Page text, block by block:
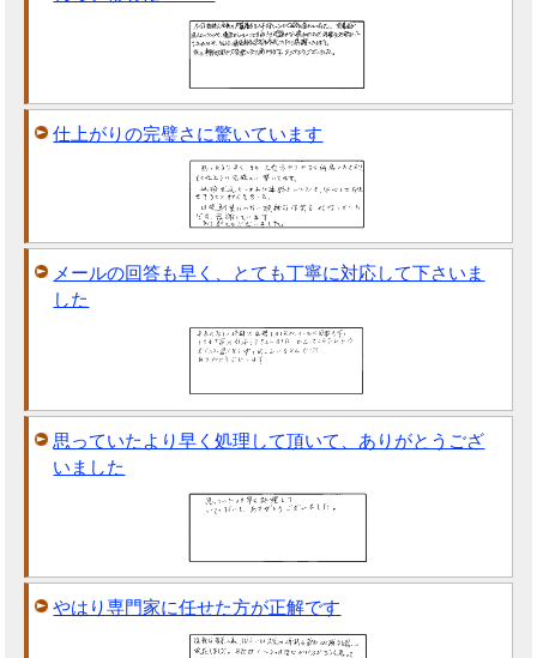
仕上がりの完璧さに驚いています
メールの回答も早く、とても丁寧に対応して下さいま
した
思っていたより早く処理して頂いて、ありがとうござ
いました
やはり専門家に任せた方が正解です